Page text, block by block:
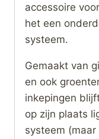
accessoire
het een
systeem.
Gemaakt van
en ook
inkepingen
op zijn plaats
systeem